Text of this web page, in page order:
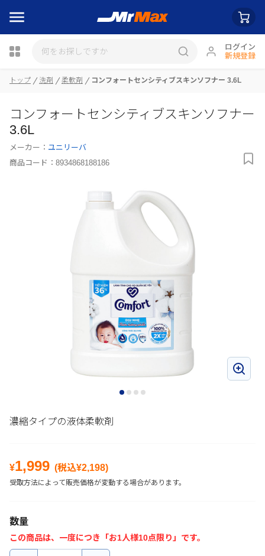
ログイン
新規登録
トップ 洗剤 柔軟剤 コンフォートセンシティブスキンソフナー 3.6L
コンフォートセンシティブスキンソフナー
3.6L
メーカー： ユニリーバ
商品コード： 8934868188186
濃縮タイプの液体柔軟剤
¥1,999 (税込¥2,198)
受取方法によって販売価格が変動する場合があります。
数量
この商品は、一度につき「お1人様10点限り」です。